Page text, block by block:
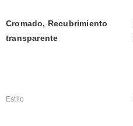
Cromado, Recubrimiento
transparente
Estilo